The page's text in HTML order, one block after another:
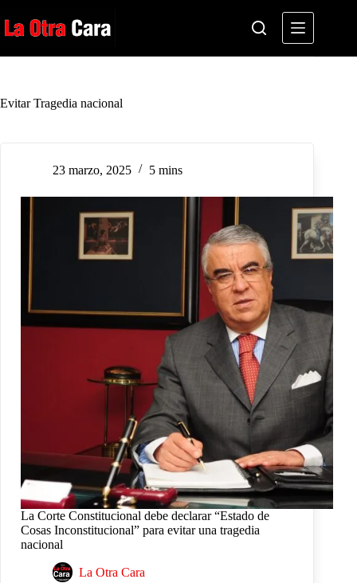
al
contenido
Evitar Tragedia nacional
23 marzo, 2025 5 mins
La Corte Constitucional debe declarar “Estado de
Cosas Inconstitucional” para evitar una tragedia
nacional
La Otra Cara